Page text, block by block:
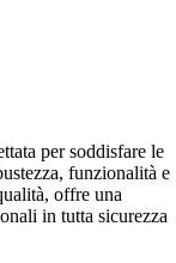
per soddisfare le
funzionalità e
offre una
in tutta sicurezza